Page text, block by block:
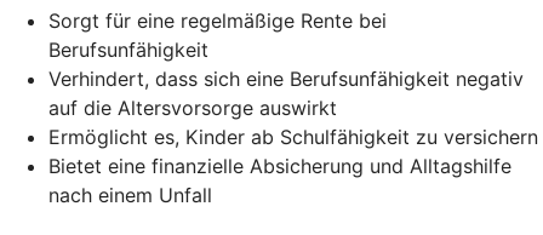
Sorgt für eine regelmäßige Rente bei
Berufsunfähigkeit
Verhindert, dass sich eine Berufsunfähigkeit negativ
auf die Altersvorsorge auswirkt
Ermöglicht es, Kinder ab Schulfähigkeit zu versichern
Bietet eine finanzielle Absicherung und Alltagshilfe
nach einem Unfall